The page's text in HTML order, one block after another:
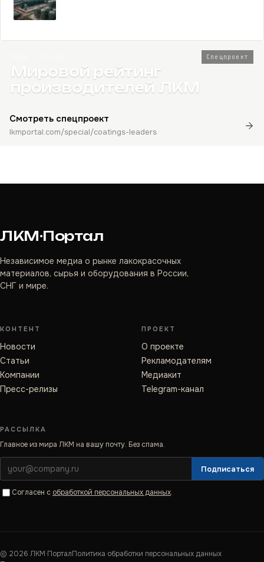
Спецпроект
Мировой рейтинг
производителей ЛКМ
Смотреть спецпроект
lkmportal.com/special/coatings-leaders
ЛКМ·Портал
Независимое медиа о рынке лакокрасочных
материалов, сырья и оборудования в России,
СНГ и мире.
КОНТЕНТ
Новости
Статьи
Компании
Пресс-релизы
ПРОЕКТ
О проекте
Рекламодателям
Медиакит
Telegram-канал
РАССЫЛКА
Главное из мира ЛКМ на вашу почту. Без спама.
Подписаться
Согласен с обработкой персональных данных.
© 2026 ЛКМ·ПорталПолитика обработки персональных данных